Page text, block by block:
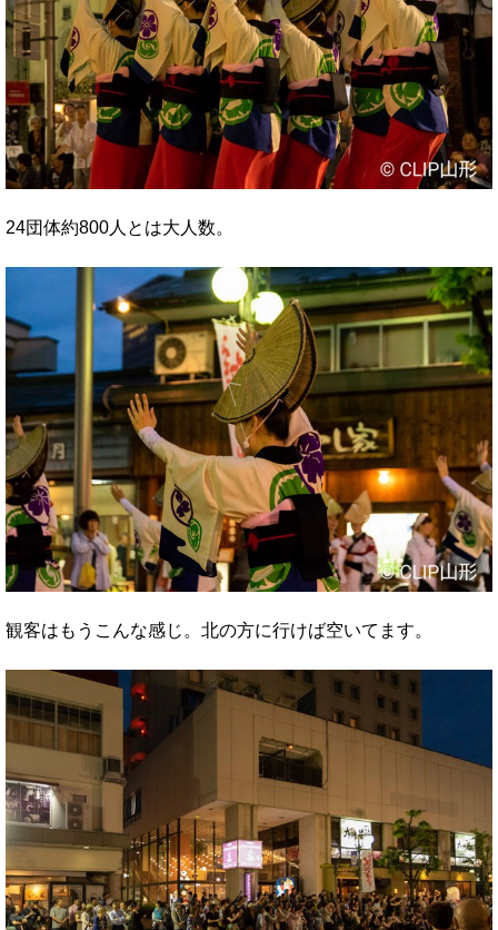
24団体約800人とは大人数。
観客はもうこんな感じ。北の方に行けば空いてます。